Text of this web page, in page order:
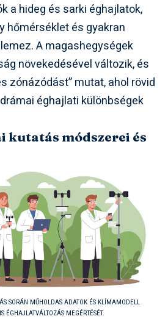
a hideg és sarki éghajlatok,
hőmérséklet és gyakran
A magashegységek
növekedésével változik, és
zónázódást” mutat, ahol rövid
éghajlati különbségek
kutatás módszerei és
SORÁN MŰHOLDAS ADATOK ÉS KLÍMAMODELL
ÉGHAJLATVÁLTOZÁS MEGÉRTÉSÉT.